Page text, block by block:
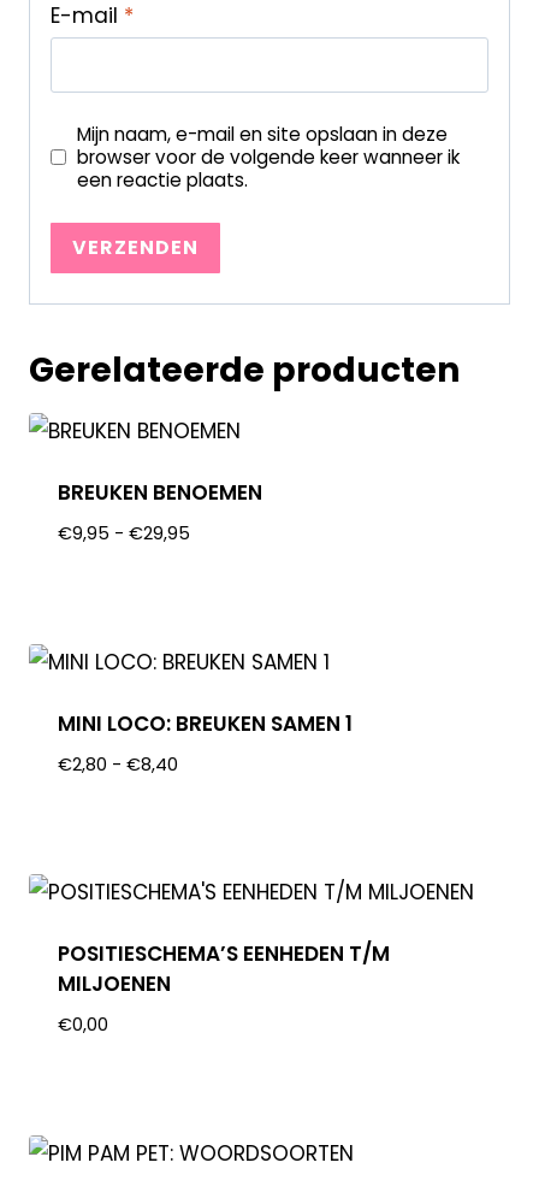
E-mail *
Mijn naam, e-mail en site opslaan in deze
browser voor de volgende keer wanneer ik
een reactie plaats.
Gerelateerde producten
BREUKEN BENOEMEN
€9,95 - €29,95
MINI LOCO: BREUKEN SAMEN 1
€2,80 - €8,40
POSITIESCHEMA’S EENHEDEN T/M
MILJOENEN
€0,00